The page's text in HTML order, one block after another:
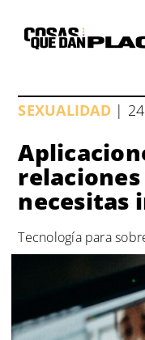
contenido
SEXUALIDAD| 24
necesitas
Tecnología para